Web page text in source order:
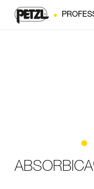
ABSORBICA